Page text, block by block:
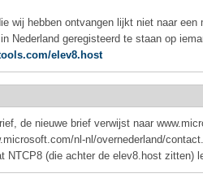
wij hebben ontvangen lijkt niet naar
Nederland geregisteerd te staan op
elev8.host
de nieuwe brief verwijst naar
nl-nl/overnederland/
NTCP8 (die achter de elev8.host zitten)